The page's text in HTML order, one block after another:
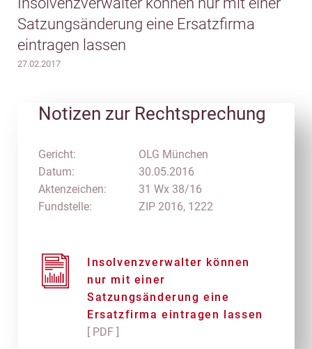
Satzungsänderung eine Ersatzfirma
eintragen lassen
27.02.2017
Notizen zur Rechtsprechung
Gericht:
Datum:
Aktenzeichen:
Fundstelle:
OLG München
30.05.2016
31 Wx 38/16
ZIP 2016, 1222
Insolvenzverwalter können
nur mit einer
Satzungsänderung eine
Ersatzfirma eintragen lassen
[ PDF ]